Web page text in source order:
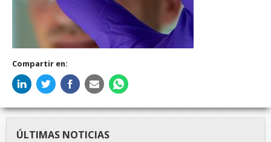
Compartir en:
ÚLTIMAS NOTICIAS